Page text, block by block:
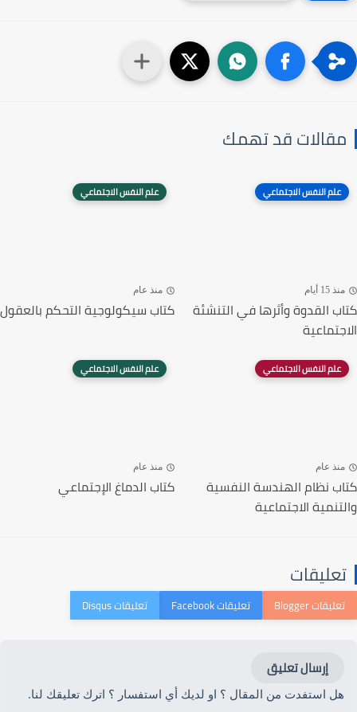
مقالات قد تهمك
علم النفس الاجتماعي
منذ 15 أيام
كتاب القدوة وأثرها في التنشئة
الاجتماعية
علم النفس الاجتماعي
منذ عام
كتاب سيكولوجية التحكم بالعقول
علم النفس الاجتماعي
منذ عام
كتاب نظام الهندسة النفسية
والتنمية الاجتماعية
علم النفس الاجتماعي
منذ عام
كتاب الدماغ الإجتماعي
تعليقات
إرسال تعليق
هل استفدت من المقال ؟ او لديك أي استفسار ؟ اترك تعليقك لنا.